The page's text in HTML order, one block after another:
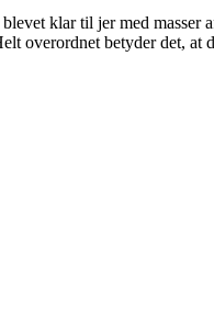
klar til jer med
overordnet betyder det,